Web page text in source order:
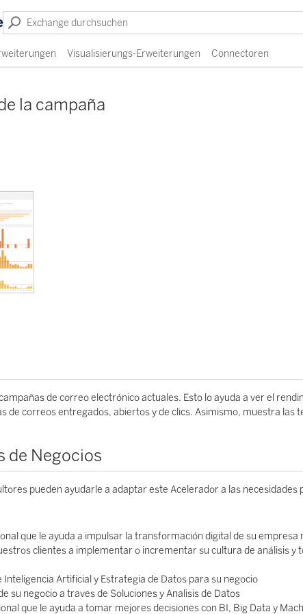
Visualisierungs-Erweiterungen Connectoren
la campaña
de correo electrónico actuales. Esto lo ayuda a ver el
de correos entregados, abiertos y de clics. Asimismo, muestra las
de Negocios
pueden ayudarle a adaptar este Acelerador a las necesidades
que le ayuda a impulsar la transformación digital de su empresa
clientes a implementar o incrementar su cultura de análisis y
Inteligencia Artificial y Estrategia de Datos para su negocio
su negocio a traves de Soluciones y Analisis de Datos
que le ayuda a tomar mejores decisiones con BI, Big Data y